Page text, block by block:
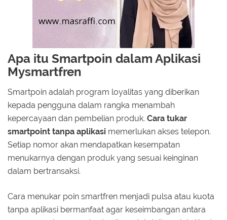
Apa itu Smartpoin dalam Aplikasi
Mysmartfren
Smartpoin adalah program loyalitas yang diberikan
kepada pengguna dalam rangka menambah
kepercayaan dan pembelian produk. Cara tukar
smartpoint tanpa aplikasi memerlukan akses telepon.
Setiap nomor akan mendapatkan kesempatan
menukarnya dengan produk yang sesuai keinginan
dalam bertransaksi.
Cara menukar poin smartfren menjadi pulsa atau kuota
tanpa aplikasi bermanfaat agar keseimbangan antara